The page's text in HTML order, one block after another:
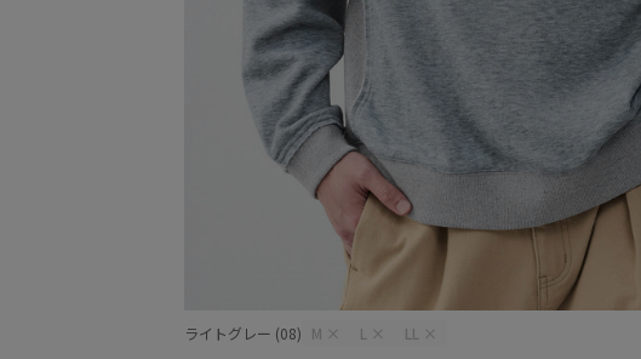
ライトグレー (08) M × L × LL ×